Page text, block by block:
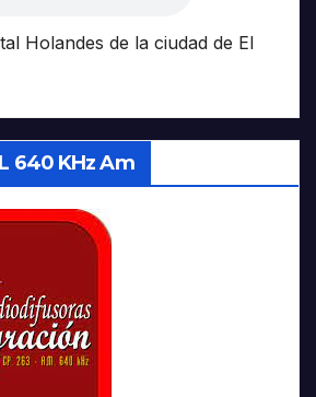
Holandes de la ciudad de El
640 KHz Am